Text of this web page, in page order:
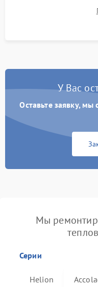
термограмм в память
автономности
У Вас
Оставьте заявку,
Мы
Серии
Helion